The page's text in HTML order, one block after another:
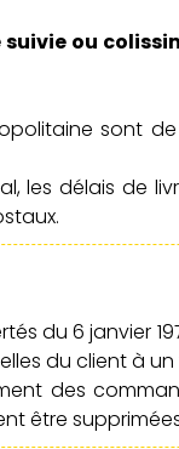
ou
sont de
les délais de
du 6 janvier
du client à un
des
être